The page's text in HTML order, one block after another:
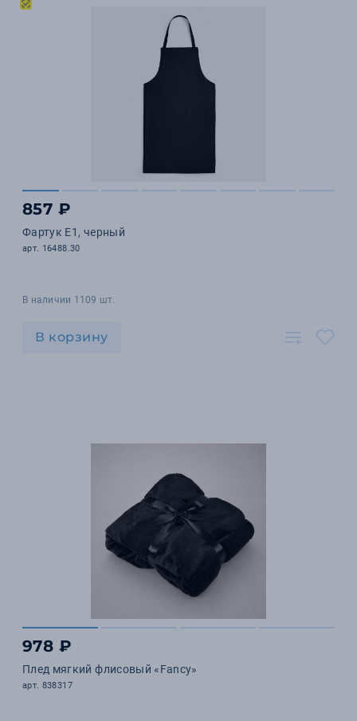
857 ₽
Фартук E1, черный
арт. 16488.30
В наличии 1109 шт.
В корзину
978 ₽
Плед мягкий флисовый «Fancy»
арт. 838317